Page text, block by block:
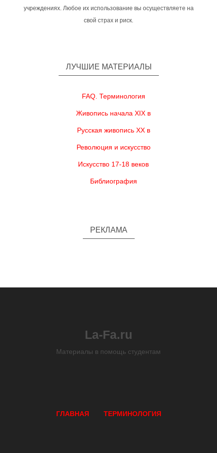
учреждениях. Любое их использование вы осуществляете на
свой страх и риск.
ЛУЧШИЕ МАТЕРИАЛЫ
FAQ. Терминология
Живопись начала XIX в
Русская живопись XX в
Революция и искусство
Искусство 17-18 веков
Библиография
РЕКЛАМА
La-Fa.ru
Материалы в помощь студентам
ГЛАВНАЯ ТЕРМИНОЛОГИЯ